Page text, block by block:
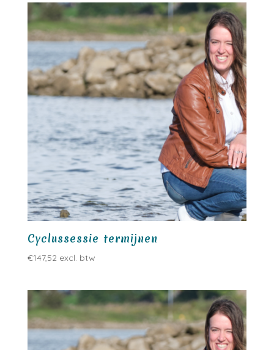
Cyclussessie termijnen
€147,52 excl. btw